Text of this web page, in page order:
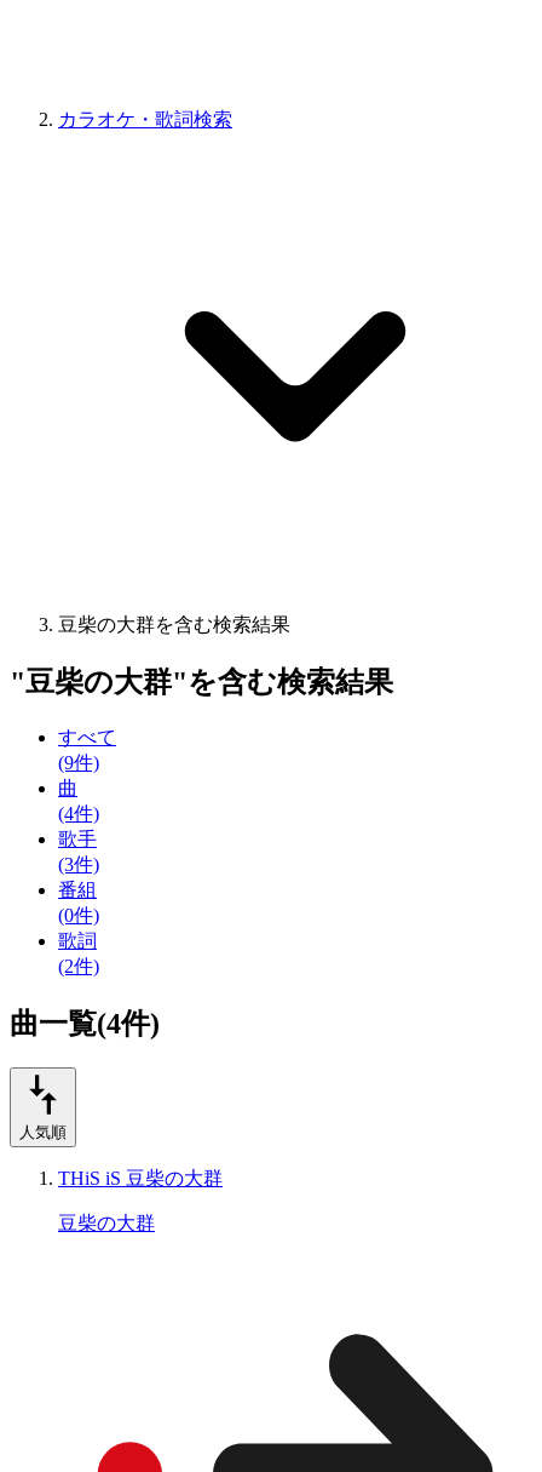
カラオケ・歌詞検索
豆柴の大群を含む検索結果
"豆柴の大群"を含む検索結果
すべて
(9件)
曲
(4件)
歌手
(3件)
番組
(0件)
歌詞
(2件)
曲一覧(4件)
人気順
THiS iS 豆柴の大群
豆柴の大群